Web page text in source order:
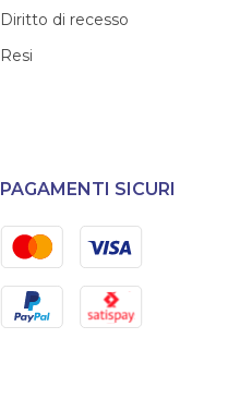
Diritto di recesso
Resi
PAGAMENTI SICURI
MastercardVisa
PayPal Satispay